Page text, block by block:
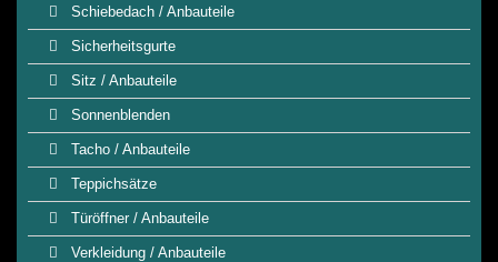
Schiebedach / Anbauteile
Sicherheitsgurte
Sitz / Anbauteile
Sonnenblenden
Tacho / Anbauteile
Teppichsätze
Türöffner / Anbauteile
Verkleidung / Anbauteile